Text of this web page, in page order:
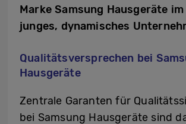
Marke Samsung Hausgeräte
junges, dynamisches
Qualitätsversprechen bei
Hausgeräte
Zentrale Garanten für
bei Samsung Hausgeräte sind